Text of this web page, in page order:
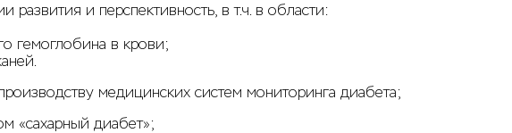
и перспективность, в т.ч. в области:
гемоглобина в крови;
медицинских систем мониторинга диабета;
«сахарный диабет»;